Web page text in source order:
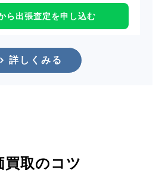
ら出張査定を申し込む
詳しくみる
買取のコツ